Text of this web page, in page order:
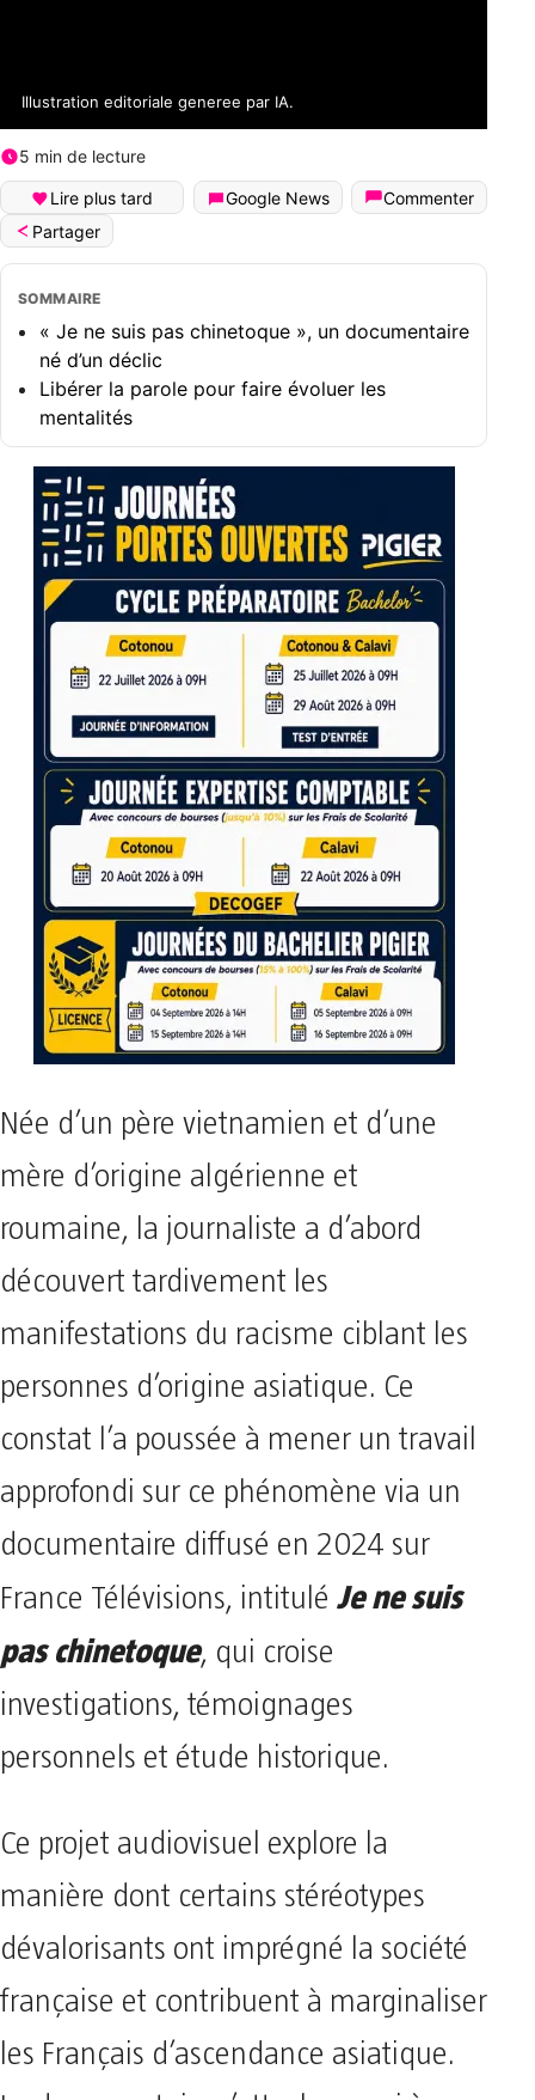
Illustration editoriale generee par IA.
5 min de lecture
Lire plus tard Google News
Commenter
Partager
SOMMAIRE
« Je ne suis pas chinetoque », un
documentaire né d’un déclic
Libérer la parole pour faire évoluer les
mentalités
Née d’un père vietnamien et d’une
mère d’origine algérienne et
roumaine, la journaliste a d’abord
découvert tardivement les
manifestations du racisme ciblant les
personnes d’origine asiatique. Ce
constat l’a poussée à mener un travail
approfondi sur ce phénomène via un
documentaire diffusé en 2024 sur
France Télévisions, intitulé Je ne suis
pas chinetoque, qui croise
investigations, témoignages
personnels et étude historique.
Ce projet audiovisuel explore la
manière dont certains stéréotypes
dévalorisants ont imprégné la société
française et contribuent à marginaliser
les Français d’ascendance asiatique.